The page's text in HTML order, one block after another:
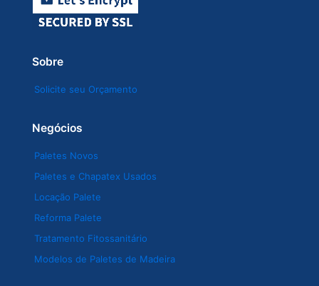
Sobre
Solicite seu Orçamento
Negócios
Paletes Novos
Paletes e Chapatex Usados
Locação Palete
Reforma Palete
Tratamento Fitossanitário
Modelos de Paletes de Madeira